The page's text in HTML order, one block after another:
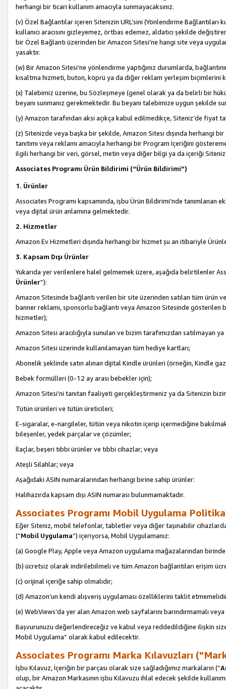
herhangi bir ticari kullanım amacıyla sunmayacaksınız.
(v) Özel Bağlantılar içeren Sitenizin URL’sini (Yönlendirme Bağlantıları
kullanıcı aracısını gizleyemez, örtbas edemez, aldatıcı şekilde
bir Özel Bağlantı üzerinden bir Amazon Sitesi’ne hangi site veya
yasaktır.
(w) Bir Amazon Sitesi’ne yönlendirme yaptığınız durumlarda,
kısaltma hizmeti, buton, köprü ya da diğer reklam yerleşim biçimlerini
(x) Talebimiz üzerine, bu Sözleşmeye (genel olarak ya da belirli bir
beyanı sunmanız gerekmektedir. Bu beyanı talebimize uygun şekilde
(y) Amazon tarafından aksi açıkça kabul edilmedikçe, Siteniz’de fiyat
(z) Sitenizde veya başka bir şekilde, Amazon Sitesi dışında herhangi
tanıtımı veya reklamı amacıyla herhangi bir Program İçeriğini
ilgili herhangi bir veri, görsel, metin veya diğer bilgi ya da içeriği
Associates Programı Ürün Bildirimi (“Ürün Bildirimi”)
1. Ürünler
Associates Programı kapsamında, işbu Ürün Bildirimi’nde
veya dijital ürün anlamına gelmektedir.
2. Hizmetler
Amazon Ev Hizmetleri dışında herhangi bir hizmet şu an itibariyle
3. Kapsam Dışı Ürünler
Yukarıda yer verilenlere halel gelmemek üzere, aşağıda belirtilenler
Ürünler”):
Amazon Sitesinde bağlantı verilen bir site üzerinden satılan tüm ürün
banner reklamı, sponsorlu bağlantı veya Amazon Sitesinde gösterilen
hizmetler);
Amazon Sitesi aracılığıyla sunulan ve bizim tarafımızdan satılmayan
Amazon Sitesi üzerinde kullanılamayan tüm hediye kartları;
Abonelik şeklinde satın alınan dijital Kindle ürünleri (örneğin, Kindle
Bebek formülleri (0-12 ay arası bebekler için);
Amazon Sitesi’ni tanıtan faaliyeti gerçekleştirmeniz ya da Sitenizin
Tütün ürünleri ve tütün üreticileri;
E-sigaralar, e-nargileler, tütün veya nikotin içerip içermediğine
bileşenler, yedek parçalar ve çözümler;
İlaçlar, beşeri tıbbi ürünler ve tıbbi cihazlar; veya
Ateşli Silahlar; veya
Aşağıdaki ASIN numaralarından herhangi birine sahip ürünler:
Halihazırda kapsam dışı ASIN numarası bulunmamaktadır.
Associates Programı Mobil Uygulama
Eğer Siteniz, mobil telefonlar, tabletler veya diğer taşınabilir
(“Mobil Uygulama”) içeriyorsa, Mobil Uygulamanız:
(a) Google Play, Apple veya Amazon uygulama mağazalarından birinde
(b) ücretsiz olarak indirilebilmeli ve tüm Amazon bağlantıları erişim
(c) orijinal içeriğe sahip olmalıdır;
(d) Amazon’un kendi alışveriş uygulaması özelliklerini taklit
(e) WebViews’da yer alan Amazon web sayfalarını barındırmamalı
Başvurunuzu değerlendireceğiz ve kabul veya reddedildiğine ilişkin
Mobil Uygulama” olarak kabul edilecektir.
Associates Programı Marka Kılavuzları
İşbu Kılavuz, İçeriğin bir parçası olarak size sağladığımız markaların (“
olup, bir Amazon Markasının işbu Kılavuzu ihlal edecek şekilde